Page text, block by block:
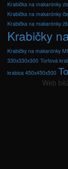
Krabička na makarónky
Krabička na makarónky
Krabička na makarónky
Krabičky
Krabičky na makarónky
330x330x300 Tortová
krabica 450x450x500
Web